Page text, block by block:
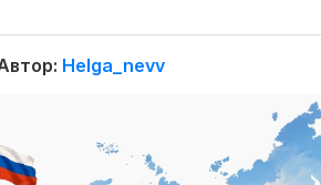
Helga_nevv